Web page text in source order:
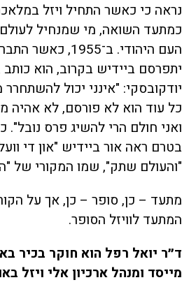
נראה כי כאשר התחיל ויזל
כמתעד השואה, מי שמנחיל
העם היהודי.
יתפרסם ביידיש בקרוב, הוא
יודקובסקי: "אינני יכול
כל עוד הוא לא פורסם, לא אהיה
בטרם ראה אור ביידיש "און די
"והעולם שתק", שמו המקורי של
מתעד – כן, סופר – כן, אך על
המתעד לוויזל הסופר.
ד״ר יואל רפל הוא חוקר בכיר
מייסד ומנהל ארכיון אלי ויזל